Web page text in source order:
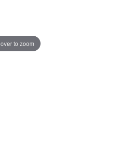
to zoom